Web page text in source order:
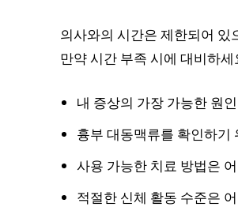
의사와의 시간은 제한되어 있
만약 시간 부족 시에 대비하
내 증상의 가장 가능한 원
흉부 대동맥류를 확인하기
사용 가능한 치료 방법은
적절한 신체 활동 수준은